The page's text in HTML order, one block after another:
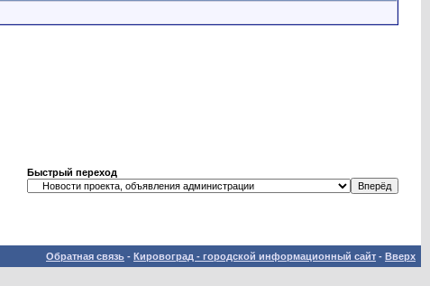
Быстрый переход
Обратная связь - Кировоград - городской информационный сайт - Вверх